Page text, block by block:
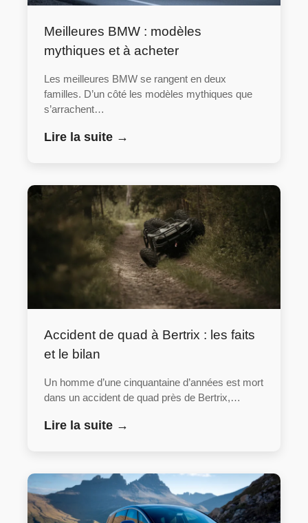
Meilleures BMW : modèles
mythiques et à acheter
Les meilleures BMW se rangent en deux
familles. D’un côté les modèles mythiques que
s’arrachent…
Lire la suite →
Accident de quad à Bertrix : les faits
et le bilan
Un homme d’une cinquantaine d’années est mort
dans un accident de quad près de Bertrix,…
Lire la suite →